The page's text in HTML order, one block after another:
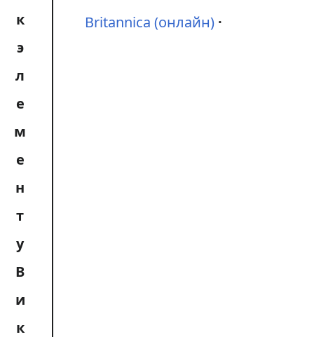
Britannica (онлайн)